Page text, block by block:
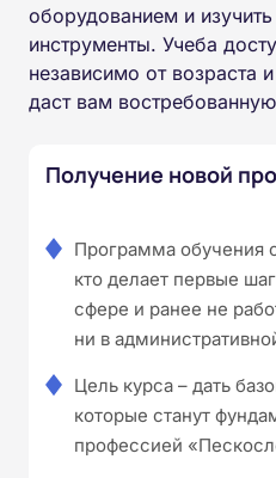
оборудованием и
инструменты. Учеба
независимо от возраста
даст вам
Получение новой
Программа обучения
кто делает первые
сфере и ранее не
ни в
Цель курса – дать
которые станут
профессией